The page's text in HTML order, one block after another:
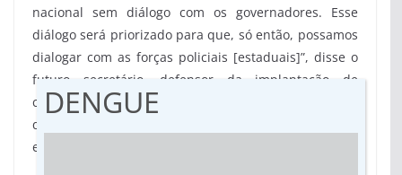
nacional sem diálogo com os governadores. Esse
diálogo será priorizado para que, só então, possamos
dialogar com as forças policiais [estaduais]”, disse o
futuro secretário, defensor da implantação de
câmaras de vídeo nos uniformes policiais – medida
que, em última instância, cabe aos governos
estaduais decidir se adotam ou não.
DENGUE